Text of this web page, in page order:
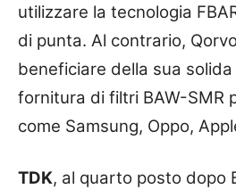
utilizzare la tecnologia
di punta. Al contrario,
beneficiare della sua
fornitura di filtri BAW-SMR
come Samsung, Oppo,
TDK, al quarto posto dopo